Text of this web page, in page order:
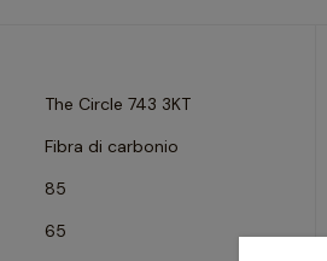
The Circle 743 3KT
Fibra di carbonio
85
65